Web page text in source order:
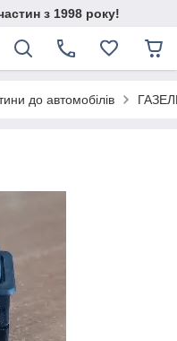
з 1998 року!
до автомобілів